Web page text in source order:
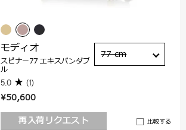
¥50,600
再入荷リクエスト
比較する
モディオ
スピナー77 エキスパンダブ
ル
5.0 (1)
77 cm